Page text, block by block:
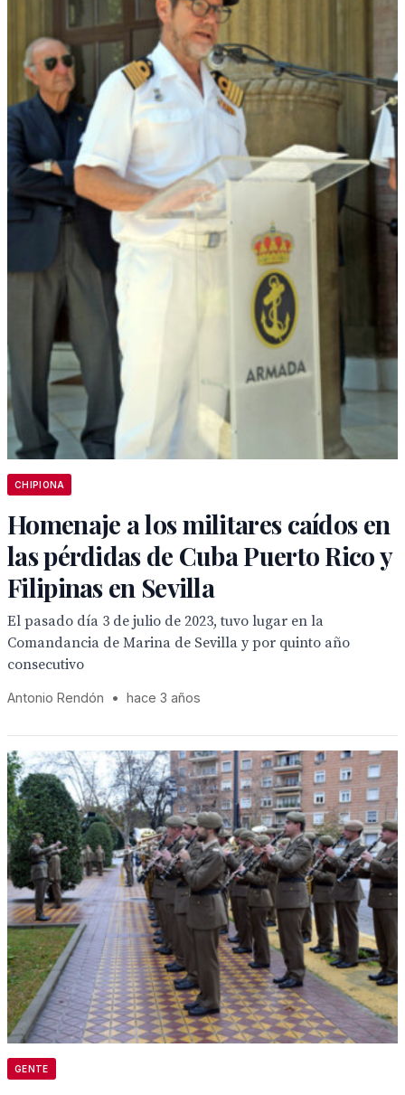
CHIPIONA
Homenaje a los militares caídos en
las pérdidas de Cuba Puerto Rico y
Filipinas en Sevilla
El pasado día 3 de julio de 2023, tuvo lugar en la
Comandancia de Marina de Sevilla y por quinto año
consecutivo
Antonio Rendón • hace 3 años
GENTE